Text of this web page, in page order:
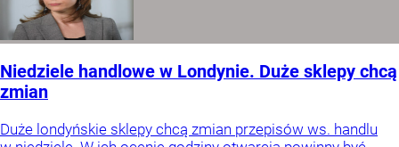
Niedziele handlowe w Londynie. Duże sklepy chcą
zmian
Duże londyńskie sklepy chcą zmian przepisów ws. handlu